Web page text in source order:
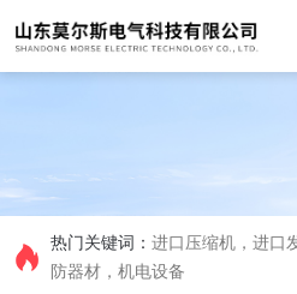
热门关键词：进口压缩机，进口
防器材，机电设备